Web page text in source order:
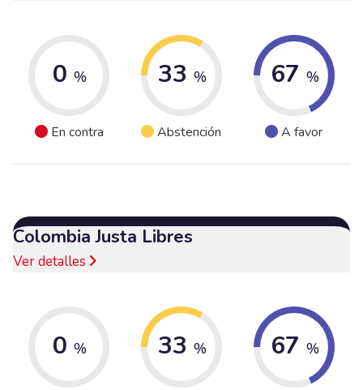
0 %
En contra
33 %
Abstención
67 %
A favor
Colombia Justa Libres
Ver detalles
0 % 33 % 67 %